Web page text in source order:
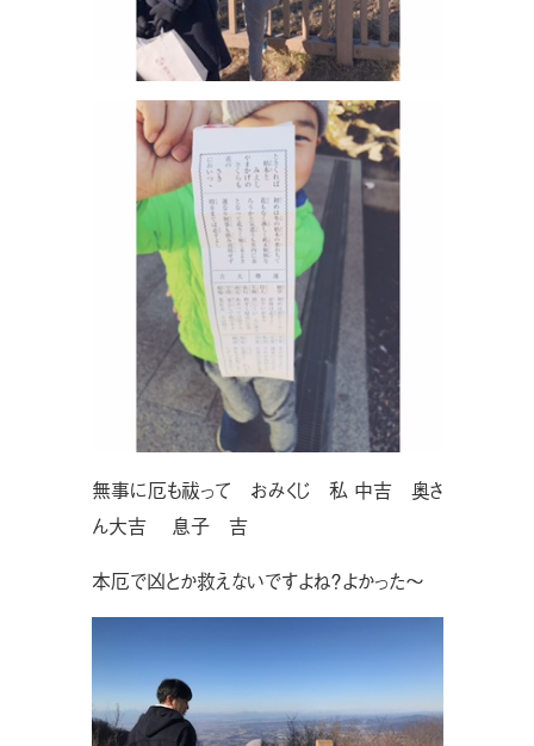
無事に厄も祓って おみくじ 私 中吉 奥さ
ん大吉 息子 吉
本厄で凶とか救えないですよね？よかった〜